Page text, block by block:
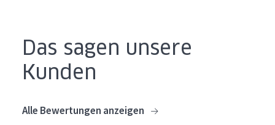
Reinigung
Essentials
Das sagen unsere
Kunden
Alle Bewertungen anzeigen